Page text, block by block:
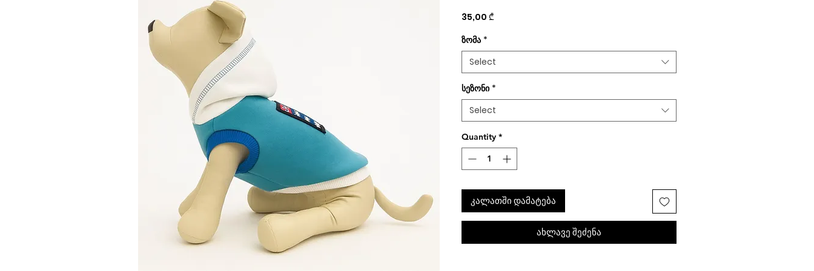
35,00 ₾
ზომა *
Select
სეზონი *
Select
Quantity *
კალათში დამატება
ახლავე შეძენა